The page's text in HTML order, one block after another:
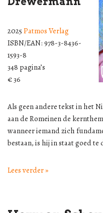
2025 Patmos Verlag
ISBN/EAN: 978-3-8436-
1593-8
348 pagina’s
€ 36
Als geen andere tekst in het
aan de Romeinen de
wanneer iemand zich
bestaan, is hij in staat goed te
Lees verder »